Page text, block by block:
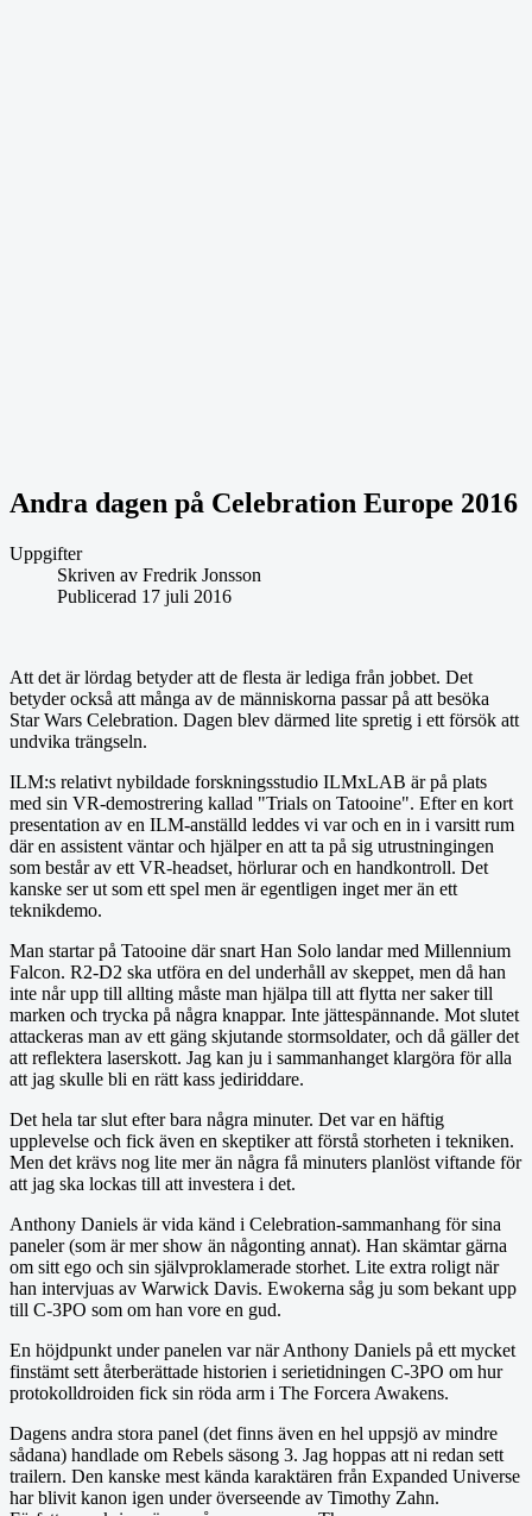
Andra dagen på Celebration Europe 2016
Uppgifter
Skriven av Fredrik Jonsson
Publicerad 17 juli 2016
Att det är lördag betyder att de flesta är lediga från jobbet. Det
betyder också att många av de människorna passar på att besöka
Star Wars Celebration. Dagen blev därmed lite spretig i ett försök att
undvika trängseln.
ILM:s relativt nybildade forskningsstudio ILMxLAB är på plats
med sin VR-demostrering kallad "Trials on Tatooine". Efter en kort
presentation av en ILM-anställd leddes vi var och en in i varsitt rum
där en assistent väntar och hjälper en att ta på sig utrustningingen
som består av ett VR-headset, hörlurar och en handkontroll. Det
kanske ser ut som ett spel men är egentligen inget mer än ett
teknikdemo.
Man startar på Tatooine där snart Han Solo landar med Millennium
Falcon. R2-D2 ska utföra en del underhåll av skeppet, men då han
inte når upp till allting måste man hjälpa till att flytta ner saker till
marken och trycka på några knappar. Inte jättespännande. Mot slutet
attackeras man av ett gäng skjutande stormsoldater, och då gäller det
att reflektera laserskott. Jag kan ju i sammanhanget klargöra för alla
att jag skulle bli en rätt kass jediriddare.
Det hela tar slut efter bara några minuter. Det var en häftig
upplevelse och fick även en skeptiker att förstå storheten i tekniken.
Men det krävs nog lite mer än några få minuters planlöst viftande för
att jag ska lockas till att investera i det.
Anthony Daniels är vida känd i Celebration-sammanhang för sina
paneler (som är mer show än någonting annat). Han skämtar gärna
om sitt ego och sin självproklamerade storhet. Lite extra roligt när
han intervjuas av Warwick Davis. Ewokerna såg ju som bekant upp
till C-3PO som om han vore en gud.
En höjdpunkt under panelen var när Anthony Daniels på ett mycket
finstämt sett återberättade historien i serietidningen C-3PO om hur
protokolldroiden fick sin röda arm i The Forcera Awakens.
Dagens andra stora panel (det finns även en hel uppsjö av mindre
sådana) handlade om Rebels säsong 3. Jag hoppas att ni redan sett
trailern. Den kanske mest kända karaktären från Expanded Universe
har blivit kanon igen under överseende av Timothy Zahn.